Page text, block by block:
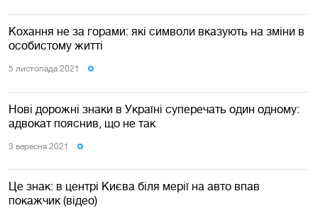
Кохання не за горами: які символи вказують на зміни в
особистому житті
5 листопада 2021
Нові дорожні знаки в Україні суперечать один одному:
адвокат пояснив, що не так
3 вересня 2021
Це знак: в центрі Києва біля мерії на авто впав
покажчик (відео)